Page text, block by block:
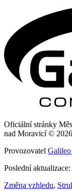
Oficiální stránky
nad Moravicí © 2026
Provozovatel
Poslední
Změna vzhledu,